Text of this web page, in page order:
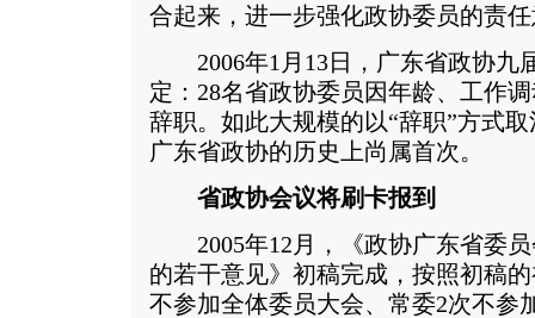
合起来，进一步强化政协委员的责
2006年1月13日，广东省政协九
定：28名省政协委员因年龄、工作
辞职。如此大规模的以“辞职”方式
广东省政协的历史上尚属首次。
省政协会议将刷卡报到
2005年12月，《政协广东省委员
的若干意见》初稿完成，按照初稿
不参加全体委员大会、常委2次不参